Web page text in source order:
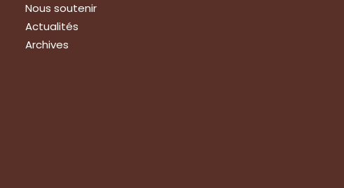
Nous soutenir
Actualités
Archives